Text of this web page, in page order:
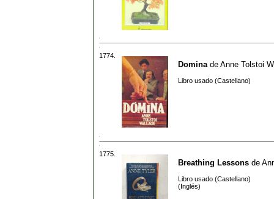
1774.
Domina de Anne Tolstoi
Libro usado (Castellano)
1775.
Breathing Lessons de
Libro usado (Castellano)
(Inglés)